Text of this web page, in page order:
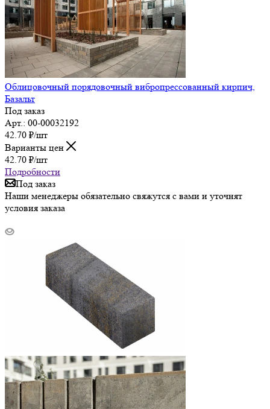
Облицовочный порядовочный вибропрессованный кирпич,
Базальт
Под заказ
Арт.: 00-00032192
42.70 ₽/шт
Варианты цен
42.70 ₽/шт
Подробности
Под заказ
Наши менеджеры обязательно свяжутся с вами и уточнят
условия заказа